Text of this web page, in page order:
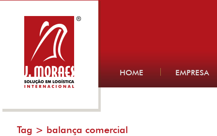
HOME EMPRESA
Tag > balança comercial